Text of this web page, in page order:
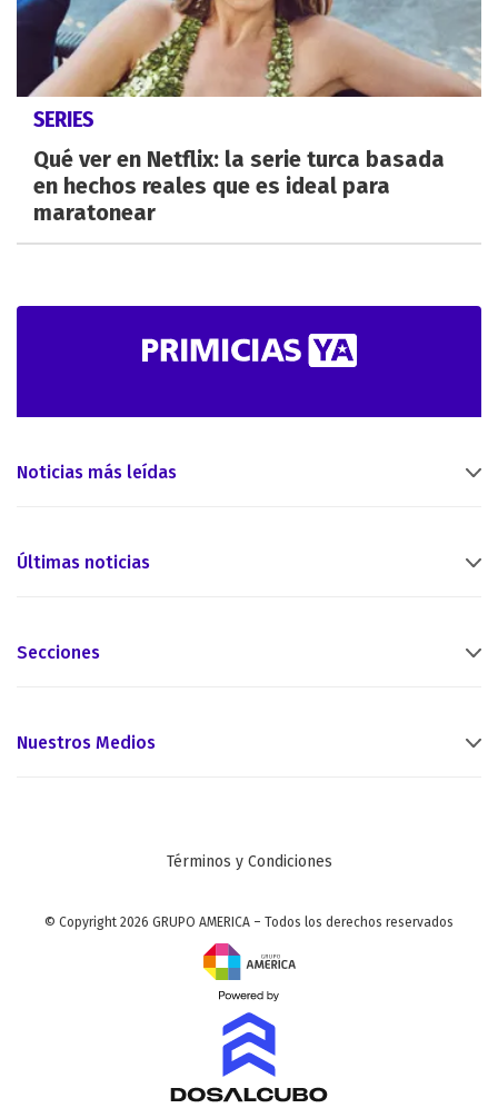
SERIES
Qué ver en Netflix: la serie turca basada
en hechos reales que es ideal para
maratonear
Noticias más leídas
Últimas noticias
Secciones
Nuestros Medios
Términos y Condiciones
© Copyright 2026 GRUPO AMERICA – Todos los derechos reservados